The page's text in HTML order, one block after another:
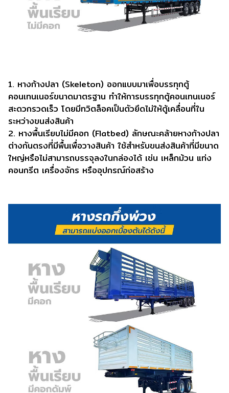
1. หางก้างปลา (Skeleton) ออกแบบมาเพื่อบรรทุกตู้
คอนเทนเนอร์ขนาดมาตรฐาน ทำให้การบรรทุกตู้คอนเทนเนอร์
สะดวกรวดเร็ว โดยมีทวิตล็อคเป็นตัวยึดไม่ให้ตู้เคลื่อนที่ใน
ระหว่างขนส่งสินค้า
2. หางพื้นเรียบไม่มีคอก (Flatbed) ลักษณะคล้ายหางก้างปลา
ต่างกันตรงที่มีพื้นเพื่อวางสินค้า ใช้สำหรับขนส่งสินค้าที่มีขนาด
ใหญ่หรือไม่สามารถบรรจุลงในกล่องได้ เช่น เหล็กม้วน แท่ง
คอนกรีต เครื่องจักร หรืออุปกรณ์ก่อสร้าง